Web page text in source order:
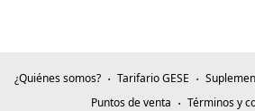
¿Quiénes somos? Tarifario GESE
Puntos de venta
Términos y